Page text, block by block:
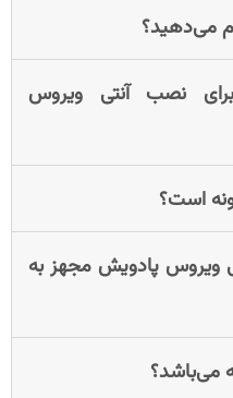
می‌دهید؟
نصب آنتی ویروس
است؟
ویروس پادویش مجهز به
می‌باشد؟